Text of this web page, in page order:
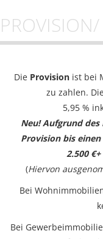
Die Provision ist bei
zu zahlen.
5,95 %
Neu! Aufgrund
Provision bis einen
2.500
(Hiervon
Bei
Bei